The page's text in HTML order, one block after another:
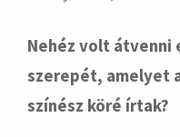
Nehéz volt átvenni
szerepét, amelyet
színész köré írtak?